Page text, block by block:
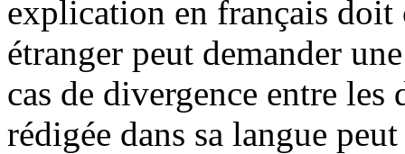
explication en français doit
étranger peut demander
cas de divergence entre
rédigée dans sa langue